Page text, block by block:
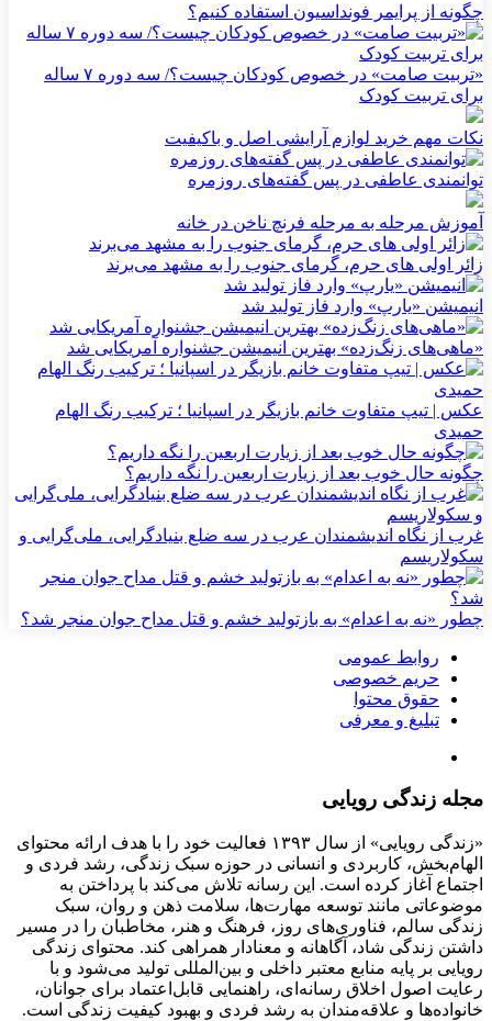
چگونه از پرایمر فونداسیون استفاده کنیم؟
«تربیت صامت» در خصوص کودکان چیست؟/ سه دوره ۷ ساله
برای تربیت کودک
نکات مهم خرید لوازم آرایشی اصل و باکیفیت
توانمندی عاطفی در پس گفته‌های روزمره
آموزش مرحله به مرحله فرنچ ناخن در خانه
زائر اولی های حرم، گرمای جنوب را به مشهد می‌برند
انیمیشن «یارپ» وارد فاز تولید شد
«ماهی‌های زنگ‌زده» بهترین انیمیشن جشنواره آمریکایی شد
عکس | تیپ متفاوت خانم بازیگر در اسپانیا ؛ ترکیب رنگ الهام
حمیدی
چگونه حال خوب بعد از زیارت اربعین را نگه داریم؟
غرب از نگاه اندیشمندان عرب در سه ضلع بنیادگرایی، ملی‌گرایی و
سکولاریسم
چطور «نه به اعدام» به بازتولید خشم و قتل مداح جوان منجر شد؟
روابط عمومی
حریم خصوصی
حقوق محتوا
تبلیغ و معرفی
مجله زندگی رویایی
«زندگی رویایی» از سال ۱۳۹۳ فعالیت خود را با هدف ارائه محتوای
الهام‌بخش، کاربردی و انسانی در حوزه سبک زندگی، رشد فردی و
اجتماع آغاز کرده است. این رسانه تلاش می‌کند با پرداختن به
موضوعاتی مانند توسعه مهارت‌ها، سلامت ذهن و روان، سبک
زندگی سالم، فناوری‌های روز، فرهنگ و هنر، مخاطبان را در مسیر
داشتن زندگی شاد، آگاهانه و معنادار همراهی کند. محتوای زندگی
رویایی بر پایه منابع معتبر داخلی و بین‌المللی تولید می‌شود و با
رعایت اصول اخلاق رسانه‌ای، راهنمایی قابل‌اعتماد برای جوانان،
خانواده‌ها و علاقه‌مندان به رشد فردی و بهبود کیفیت زندگی است.